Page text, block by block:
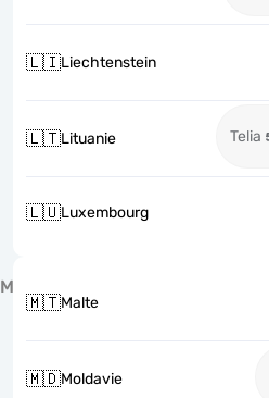
🇱🇮Liechtenstein
🇱🇹Lituanie Telia
🇱🇺Luxembourg
M
🇲🇹Malte
🇲🇩Moldavie